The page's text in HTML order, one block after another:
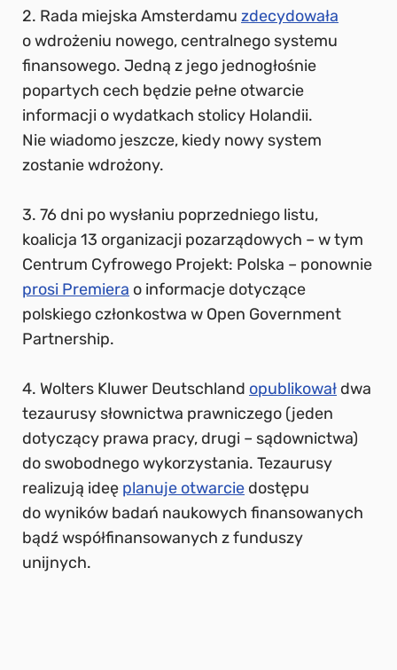
2. Rada miejska Amsterdamu zdecydowała
o wdrożeniu nowego, centralnego systemu
finansowego. Jedną z jego jednogłośnie
popartych cech będzie pełne otwarcie
informacji o wydatkach stolicy Holandii.
Nie wiadomo jeszcze, kiedy nowy system
zostanie wdrożony.
3. 76 dni po wysłaniu poprzedniego listu,
koalicja 13 organizacji pozarządowych – w tym
Centrum Cyfrowego Projekt: Polska – ponownie
prosi Premiera o informacje dotyczące
polskiego członkostwa w Open Government
Partnership.
4. Wolters Kluwer Deutschland opublikował dwa
tezaurusy słownictwa prawniczego (jeden
dotyczący prawa pracy, drugi – sądownictwa)
do swobodnego wykorzystania. Tezaurusy
realizują ideę planuje otwarcie dostępu
do wyników badań naukowych finansowanych
bądź współfinansowanych z funduszy
unijnych.